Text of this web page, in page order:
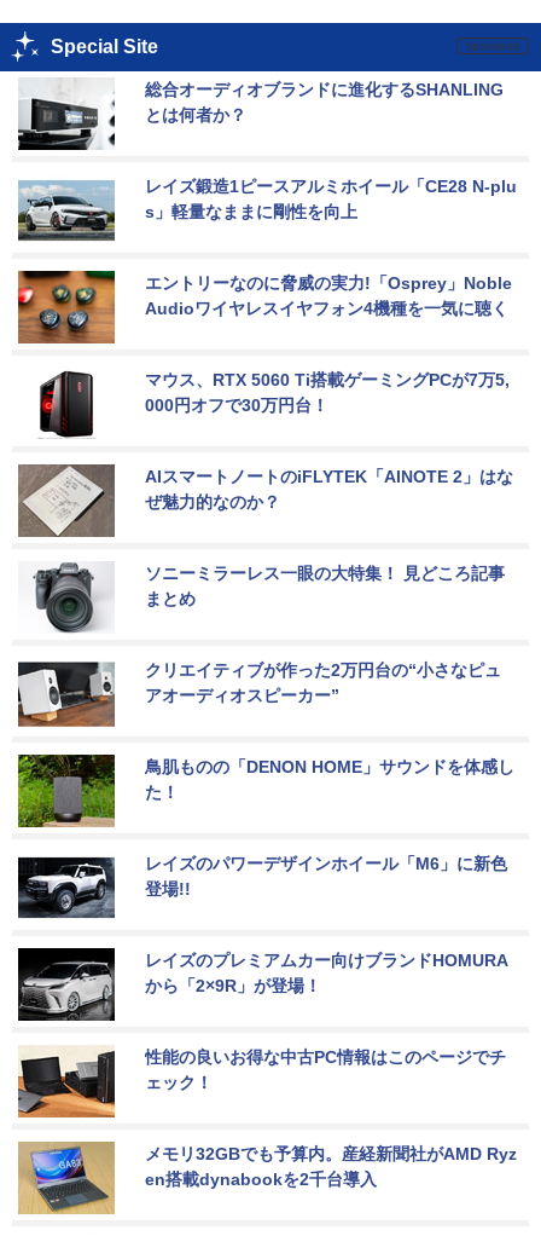
Special Site
総合オーディオブランドに進化するSHANLING
とは何者か？
レイズ鍛造1ピースアルミホイール「CE28 N-plu
s」軽量なままに剛性を向上
エントリーなのに脅威の実力!「Osprey」Noble
Audioワイヤレスイヤフォン4機種を一気に聴く
マウス、RTX 5060 Ti搭載ゲーミングPCが7万5,
000円オフで30万円台！
AIスマートノートのiFLYTEK「AINOTE 2」はな
ぜ魅力的なのか？
ソニーミラーレス一眼の大特集！ 見どころ記事
まとめ
クリエイティブが作った2万円台の“小さなピュ
アオーディオスピーカー”
鳥肌ものの「DENON HOME」サウンドを体感し
た！
レイズのパワーデザインホイール「M6」に新色
登場!!
レイズのプレミアムカー向けブランドHOMURA
から「2×9R」が登場！
性能の良いお得な中古PC情報はこのページでチ
ェック！
メモリ32GBでも予算内。産経新聞社がAMD Ryz
en搭載dynabookを2千台導入